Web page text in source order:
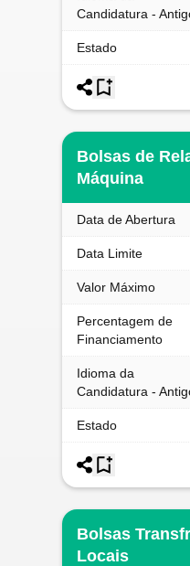
Candidatura -
Estado
Bolsas de
Máquina
Data de Abertura
Data Limite
Valor Máximo
Percentagem de
Financiamento
Idioma da
Candidatura -
Estado
Bolsas
Locais